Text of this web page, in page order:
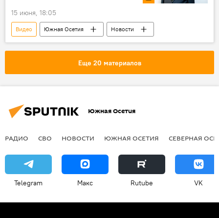
15 июня, 18:05
Видео Южная Осетия Новости
Еще 20 материалов
Южная Осетия
РАДИО СВО НОВОСТИ ЮЖНАЯ ОСЕТИЯ СЕВЕРНАЯ
Telegram Макс Rutube VK